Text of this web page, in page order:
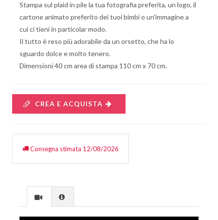
Stampa sul plaid in pile la tua fotografia preferita, un logo, il
cartone animato preferito dei tuoi bimbi o un'immagine a
cui ci tieni in particolar modo.
Il tutto è reso più adorabile da un orsetto, che ha lo
sguardo dolce e molto tenero.
Dimensioni 40 cm area di stampa 110 cm x 70 cm.
CREA E ACQUISTA
Consegna stimata 12/08/2026